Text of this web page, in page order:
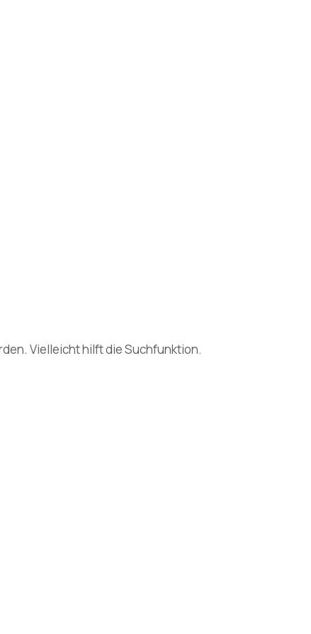
Vielleicht hilft die Suchfunktion.